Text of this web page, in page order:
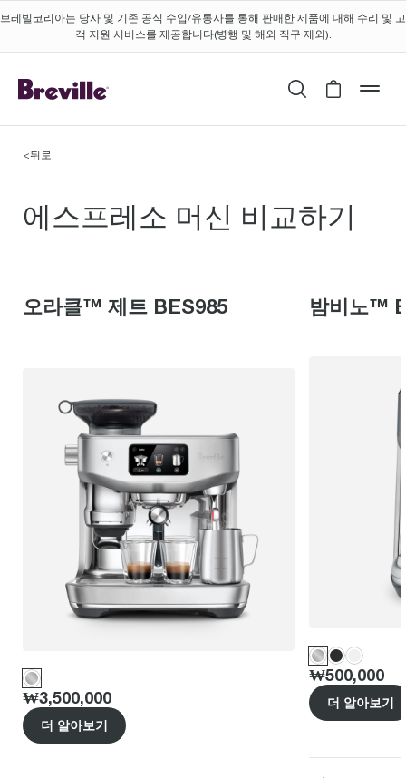
브레빌코리아는 당사 및 기존 공식 수입/유통사를 통해 판매한 제품에 대해 수리 및 고
객 지원 서비스를 제공합니다(병행 및 해외 직구 제외).
검색Cart is
<뒤로
에스프레소 머신 오라
에스프레소 머신 비교하기
오라클™ 제트 BES985
Price :
₩3,500,000
더 알아보기
밤비노™
Price:
₩500,000
더 알아보기